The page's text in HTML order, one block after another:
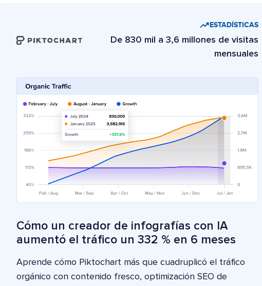
ESTADÍSTICAS
De 830 mil a 3,6 millones de visitas
mensuales
Cómo un creador de infografías con IA
aumentó el tráfico un 332 % en 6 meses
Aprende cómo Piktochart más que cuadruplicó el tráfico
orgánico con contenido fresco, optimización SEO de